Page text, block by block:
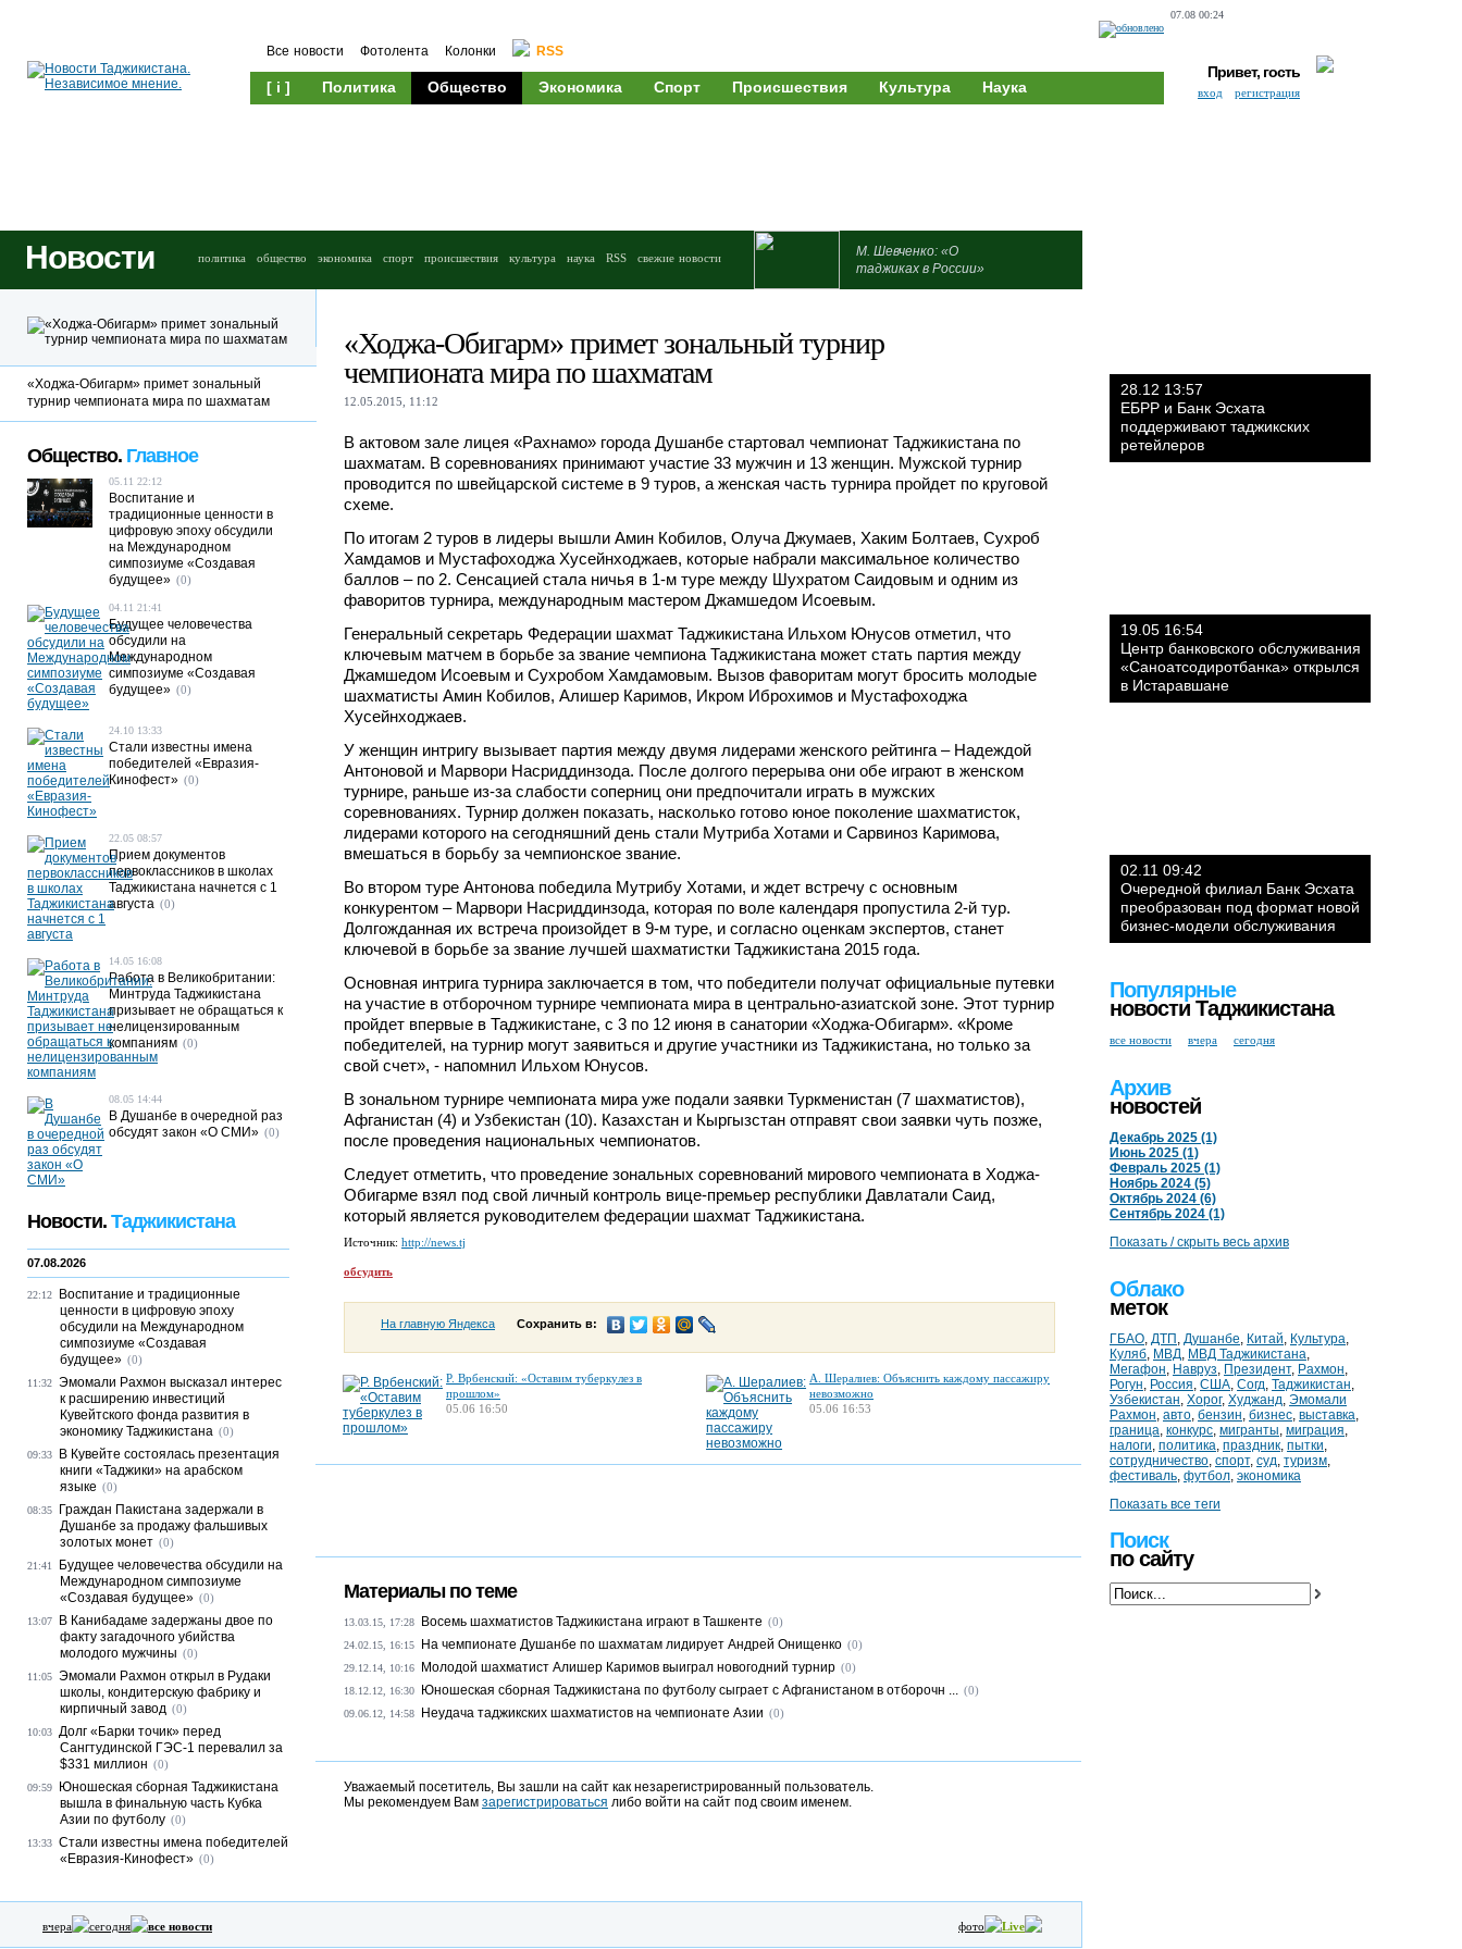
07.08 00:24
Все новости Фотолента Колонки RSS
[ i ] Политика Общество Экономика Спорт Происшествия Культура Наука
Привет, гость
вход регистрация
Новости политика общество экономика спорт происшествия культура наука RSS свежие новости
М. Шевченко: «О
таджиках в России»
«Ходжа-Обигарм» примет зональный турнир
чемпионата мира по шахматам
12.05.2015, 11:12
В актовом зале лицея «Рахнамо» города Душанбе стартовал чемпионат Таджикистана по
шахматам. В соревнованиях принимают участие 33 мужчин и 13 женщин. Мужской турнир
проводится по швейцарской системе в 9 туров, а женская часть турнира пройдет по круговой
схеме.
По итогам 2 туров в лидеры вышли Амин Кобилов, Олуча Джумаев, Хаким Болтаев, Сухроб
Хамдамов и Мустафоходжа Хусейнходжаев, которые набрали максимальное количество
баллов – по 2. Сенсацией стала ничья в 1-м туре между Шухратом Саидовым и одним из
фаворитов турнира, международным мастером Джамшедом Исоевым.
Генеральный секретарь Федерации шахмат Таджикистана Ильхом Юнусов отметил, что
ключевым матчем в борьбе за звание чемпиона Таджикистана может стать партия между
Джамшедом Исоевым и Сухробом Хамдамовым. Вызов фаворитам могут бросить молодые
шахматисты Амин Кобилов, Алишер Каримов, Икром Иброхимов и Мустафоходжа
Хусейнходжаев.
У женщин интригу вызывает партия между двумя лидерами женского рейтинга – Надеждой
Антоновой и Марвори Насриддинзода. После долгого перерыва они обе играют в женском
турнире, раньше из-за слабости соперниц они предпочитали играть в мужских
соревнованиях. Турнир должен показать, насколько готово юное поколение шахматисток,
лидерами которого на сегодняшний день стали Мутриба Хотами и Сарвиноз Каримова,
вмешаться в борьбу за чемпионское звание.
Во втором туре Антонова победила Мутрибу Хотами, и ждет встречу с основным
конкурентом – Марвори Насриддинзода, которая по воле календаря пропустила 2-й тур.
Долгожданная их встреча произойдет в 9-м туре, и согласно оценкам экспертов, станет
ключевой в борьбе за звание лучшей шахматистки Таджикистана 2015 года.
Основная интрига турнира заключается в том, что победители получат официальные путевки
на участие в отборочном турнире чемпионата мира в центрально-азиатской зоне. Этот турнир
пройдет впервые в Таджикистане, с 3 по 12 июня в санатории «Ходжа-Обигарм». «Кроме
победителей, на турнир могут заявиться и другие участники из Таджикистана, но только за
свой счет», - напомнил Ильхом Юнусов.
В зональном турнире чемпионата мира уже подали заявки Туркменистан (7 шахматистов),
Афганистан (4) и Узбекистан (10). Казахстан и Кыргызстан отправят свои заявки чуть позже,
после проведения национальных чемпионатов.
Следует отметить, что проведение зональных соревнований мирового чемпионата в Ходжа-
Обигарме взял под свой личный контроль вице-премьер республики Давлатали Саид,
который является руководителем федерации шахмат Таджикистана.
Источник: http://news.tj
обсудить
На главную Яндекса Сохранить в:
Р. Врбенский: «Оставим туберкулез в
прошлом»
05.06 16:50
А. Шералиев: Объяснить каждому пассажиру
невозможно
05.06 16:53
Материалы по теме
13.03.15, 17:28 Восемь шахматистов Таджикистана играют в Ташкенте (0)
24.02.15, 16:15 На чемпионате Душанбе по шахматам лидирует Андрей Онищенко (0)
29.12.14, 10:16 Молодой шахматист Алишер Каримов выиграл новогодний турнир (0)
18.12.12, 16:30 Юношеская сборная Таджикистана по футболу сыграет с Афганистаном в отборочн ... (0)
09.06.12, 14:58 Неудача таджикских шахматистов на чемпионате Азии (0)
Уважаемый посетитель, Вы зашли на сайт как незарегистрированный пользователь.
Мы рекомендуем Вам зарегистрироваться либо войти на сайт под своим именем.
«Ходжа-Обигарм» примет зональный
турнир чемпионата мира по шахматам
Общество. Главное
05.11 22:12
Воспитание и
традиционные ценности в
цифровую эпоху обсудили
на Международном
симпозиуме «Создавая
будущее» (0)
04.11 21:41
Будущее человечества
обсудили на
Международном
симпозиуме «Создавая
будущее» (0)
24.10 13:33
Стали известны имена
победителей «Евразия-
Кинофест» (0)
22.05 08:57
Прием документов
первоклассников в школах
Таджикистана начнется с 1
августа (0)
14.05 16:08
Работа в Великобритании:
Минтруда Таджикистана
призывает не обращаться к
нелицензированным
компаниям (0)
08.05 14:44
В Душанбе в очередной раз
обсудят закон «О СМИ» (0)
Новости. Таджикистана
07.08.2026
22:12
Воспитание и традиционные
ценности в цифровую эпоху
обсудили на Международном
симпозиуме «Создавая
будущее» (0)
11:32 Эмомали Рахмон высказал интерес
к расширению инвестиций
Кувейтского фонда развития в
экономику Таджикистана (0)
09:33
В Кувейте состоялась презентация
книги «Таджики» на арабском
языке (0)
08:35
Граждан Пакистана задержали в
Душанбе за продажу фальшивых
золотых монет (0)
21:41
Будущее человечества обсудили на
Международном симпозиуме
«Создавая будущее» (0)
13:07
В Канибадаме задержаны двое по
факту загадочного убийства
молодого мужчины (0)
11:05 Эмомали Рахмон открыл в Рудаки
школы, кондитерскую фабрику и
кирпичный завод (0)
10:03 Долг «Барки точик» перед
Сангтудинской ГЭС-1 перевалил за
$331 миллион (0)
09:59
Юношеская сборная Таджикистана
вышла в финальную часть Кубка
Азии по футболу (0)
13:33 Стали известны имена победителей
«Евразия-Кинофест» (0)
вчера сегодня все новости фото Live
28.12 13:57
ЕБРР и Банк Эсхата
поддерживают таджикских
ретейлеров
19.05 16:54
Центр банковского обслуживания
«Саноатсодиротбанка» открылся
в Истаравшане
02.11 09:42
Очередной филиал Банк Эсхата
преобразован под формат новой
бизнес-модели обслуживания
Популярные
новости Таджикистана
все новости вчера сегодня
Архив
новостей
Декабрь 2025 (1)
Июнь 2025 (1)
Февраль 2025 (1)
Ноябрь 2024 (5)
Октябрь 2024 (6)
Сентябрь 2024 (1)
Показать / скрыть весь архив
Облако
меток
ГБАО, ДТП , Душанбе, Китай, Культура,
Куляб, МВД, МВД Таджикистана,
Мегафон, Навруз, Президент, Рахмон,
Рогун, Россия, США, Согд, Таджикистан,
Узбекистан, Хорог, Худжанд, Эмомали
Рахмон, авто, бензин, бизнес, выставка,
граница, конкурс, мигранты, миграция,
налоги, политика, праздник, пытки,
сотрудничество, спорт, суд, туризм,
фестиваль, футбол, экономика
Показать все теги
Поиск
по сайту